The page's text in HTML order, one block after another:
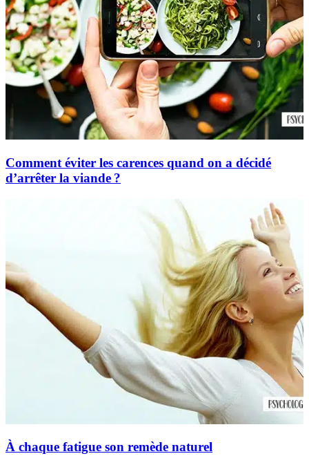
Comment éviter les carences quand on a décidé
d’arrêter la viande ?
À chaque fatigue son remède naturel